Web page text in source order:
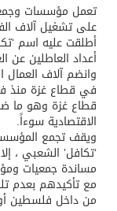
كسوة الكعبة
تعمل مؤسسات
على تشغيل آلاف
أطلقت عليه اسم
أعداد العاطلين عن
وانضم آلاف
في قطاع غزة منذ
قطاع غزة وهو ما
الاقتصادية سوءاً.
ويقف تجمع
‘تكافل’ الشعبي ،
مساندة جمعيات
مع تأكيدهم بعدم
من داخل فلسطين